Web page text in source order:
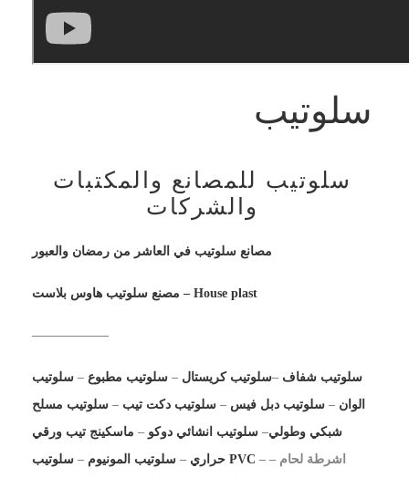
سلوتيب
سلوتيب للمصانع والمكتبات
والشركات
مصانع سلوتيب في العاشر من رمضان والعبور
مصنع سلوتيب هاوس بلاست – House plast
——————
سلوتيب شفاف –سلوتيب كريستال – سلوتيب مطبوع – سلوتيب
الوان – سلوتيب دبل فيس – سلوتيب دكت تيب – سلوتيب مسلح
شبكي وطولي– سلوتيب انشائي دوكو – ماسكينج تيب ورقي
حراري – سلوتيب المونيوم – سلوتيب PVC
– اشرطة لحام –